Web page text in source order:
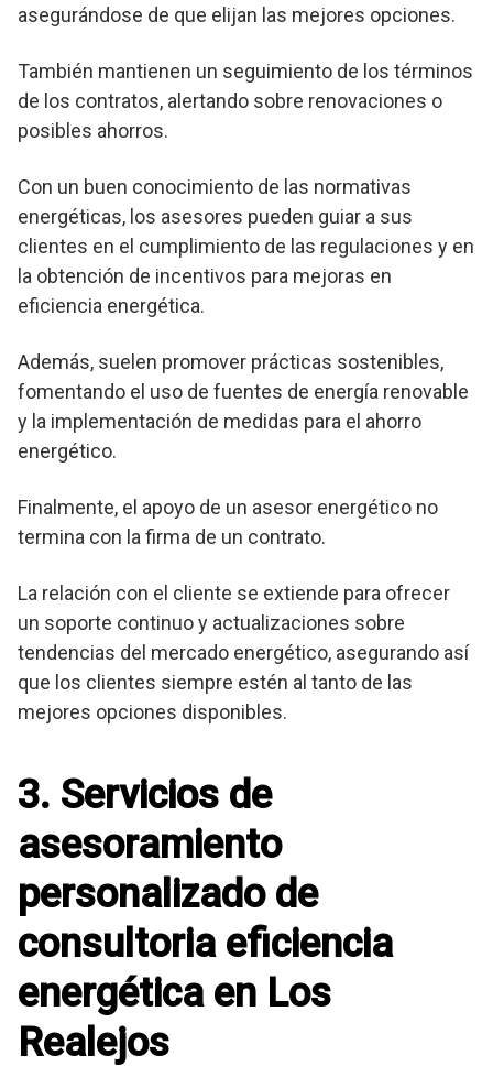
asegurándose de que elijan las mejores opciones.
También mantienen un seguimiento de los términos
de los contratos, alertando sobre renovaciones o
posibles ahorros.
Con un buen conocimiento de las normativas
energéticas, los asesores pueden guiar a sus
clientes en el cumplimiento de las regulaciones y en
la obtención de incentivos para mejoras en
eficiencia energética.
Además, suelen promover prácticas sostenibles,
fomentando el uso de fuentes de energía renovable
y la implementación de medidas para el ahorro
energético.
Finalmente, el apoyo de un asesor energético no
termina con la firma de un contrato.
La relación con el cliente se extiende para ofrecer
un soporte continuo y actualizaciones sobre
tendencias del mercado energético, asegurando así
que los clientes siempre estén al tanto de las
mejores opciones disponibles.
3. Servicios de
asesoramiento
personalizado de
consultoria eficiencia
energética en Los
Realejos